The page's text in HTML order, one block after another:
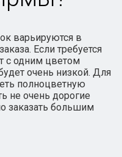
варьируются в
Если требуется
с одним цветом
очень низкой. Для
полноцветную
не очень дорогие
заказать большим